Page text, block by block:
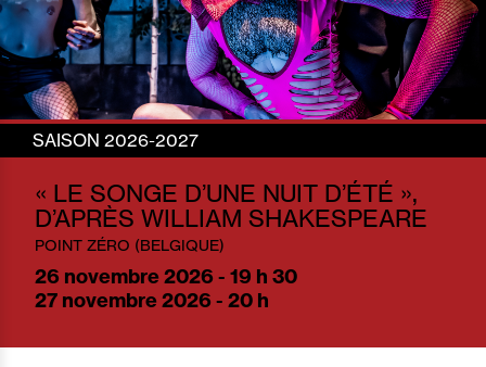
SAISON 2026-2027
« LE SONGE D’UNE NUIT D’ÉTÉ »,
D’APRÈS WILLIAM SHAKESPEARE
POINT ZÉRO (BELGIQUE)
26 novembre 2026 - 19 h 30
27 novembre 2026 - 20 h